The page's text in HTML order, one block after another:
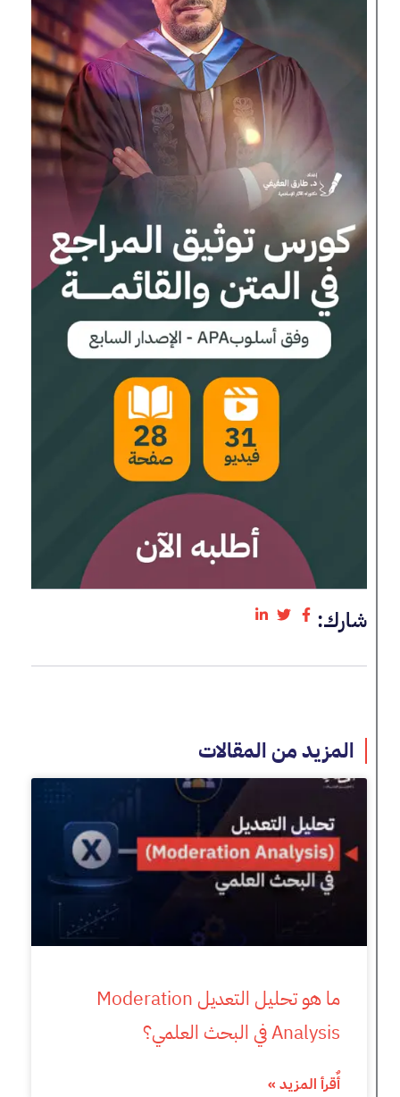
شارك:
المزيد من المقالات
ما هو تحليل التعديل Moderation
Analysis في البحث العلمي؟
أٌقرأ المزيد »